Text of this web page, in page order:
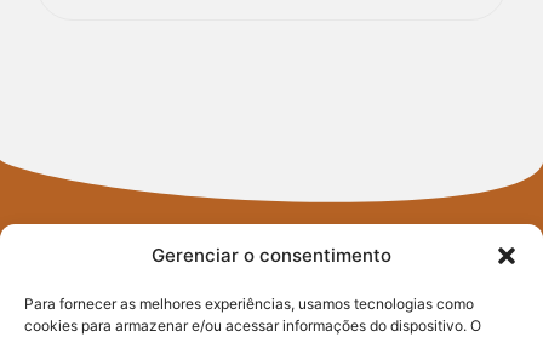
Gerenciar o consentimento
Para fornecer as melhores experiências, usamos tecnologias como
cookies para armazenar e/ou acessar informações do dispositivo. O